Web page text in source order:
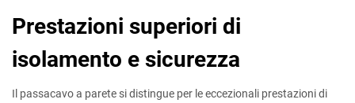
Prestazioni superiori di
isolamento e sicurezza
Il passacavo a parete si distingue per le eccezionali prestazioni di